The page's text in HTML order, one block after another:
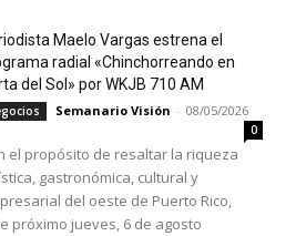
Maelo Vargas estrena el
radial «Chinchorreando en
del Sol» por WKJB 710 AM
Semanario Visión - 08/05/2026
0
el propósito de resaltar la riqueza
gastronómica, cultural y
del oeste de Puerto Rico,
próximo jueves, 6 de agosto